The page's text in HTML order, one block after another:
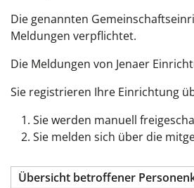
Die genannten
Meldungen verpflichtet.
Die Meldungen von Jenaer
Sie registrieren Ihre Einrichtung
Sie werden manuell
Sie melden sich über die
Übersicht betroffener